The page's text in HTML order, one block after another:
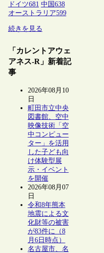
ドイツ681 中国 638
オーストラリア599
続きを見る
「カレントアウェ
アネス-R」新着記
事
2026年08月10
日
町田市立中央
図書館、空中
映像技術「空
中コンピュー
ター」を活用
した子ども向
け体験型展
示・イベント
を開催
2026年08月07
日
令和8年熊本
地震による文
化財等の被害
が83件に（8
月6日時点）
名古屋市、名